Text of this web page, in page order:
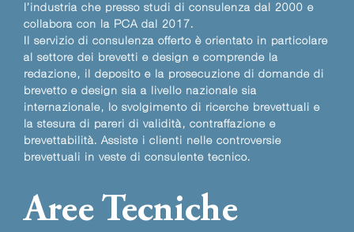
l’industria che presso studi di consulenza dal 2000 e
collabora con la PCA dal 2017.
Il servizio di consulenza offerto è orientato in particolare
al settore dei brevetti e design e comprende la
redazione, il deposito e la prosecuzione di domande di
brevetto e design sia a livello nazionale sia
internazionale, lo svolgimento di ricerche brevettuali e
la stesura di pareri di validità, contraffazione e
brevettabilità. Assiste i clienti nelle controversie
brevettuali in veste di consulente tecnico.
Aree Tecniche